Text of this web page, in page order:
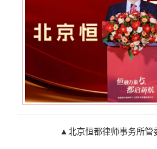
▲北京恒都律师事务所管